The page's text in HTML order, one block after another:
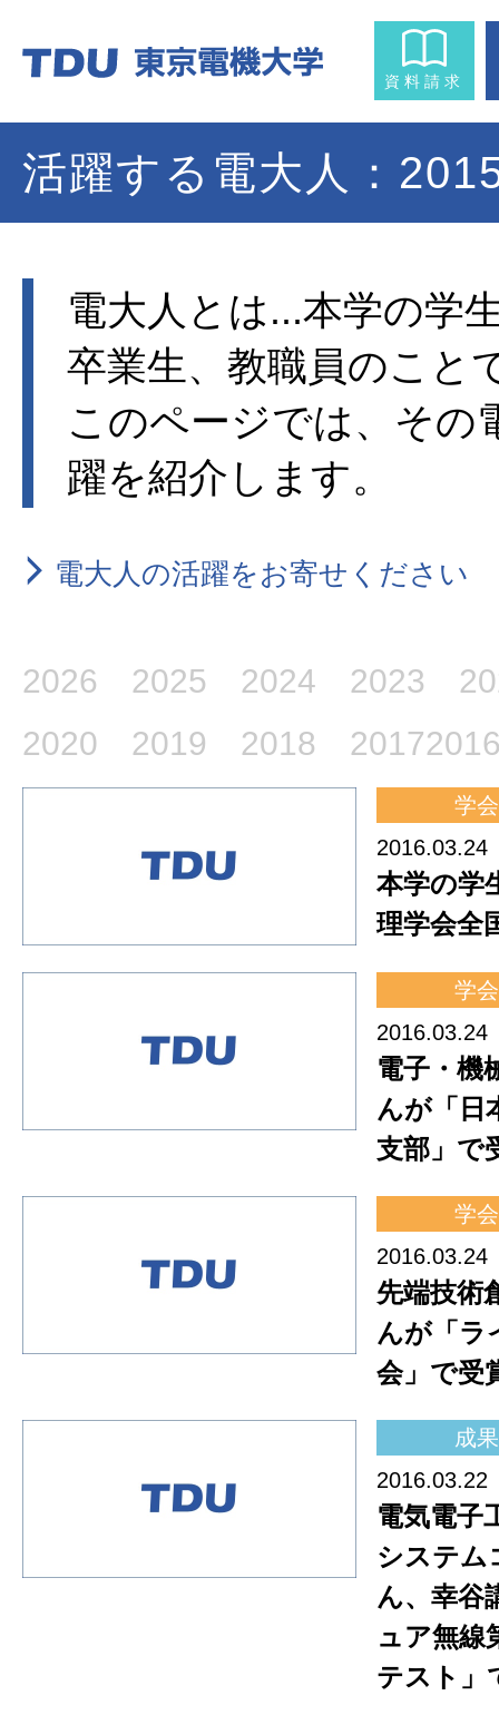
資料請求
活躍する電大人：
電大人とは...本学の学
卒業生、教職員のこと
このページでは、その
躍を紹介します。
電大人の活躍をお寄せください
2026 2025 2024 2023
2020
2019 2018 2017
学会
2016.03.24
本学の学
理学会全
学会
2016.03.24
電子・機
んが「日
支部」で
学会
2016.03.24
先端技術
んが「ラ
会」で受
成果
2016.03.22
電気電子
システム
ん、幸谷
ュア無線
テスト」